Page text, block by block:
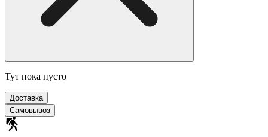
Тут пока пусто
Доставка
Самовывоз